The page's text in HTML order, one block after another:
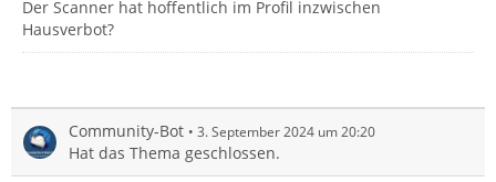
Der Scanner hat hoffentlich im Profil inzwischen
Hausverbot?
Community-Bot 3. September 2024 um 20:20
Hat das Thema geschlossen.